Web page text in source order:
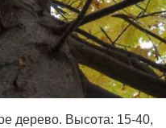
дерево. Высота: 15-40,